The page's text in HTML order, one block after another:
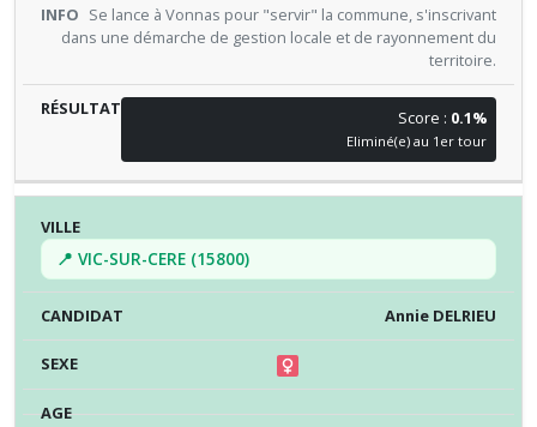
Se lance à Vonnas pour "servir" la commune, s'inscrivant
dans une démarche de gestion locale et de rayonnement du
territoire.
Score : 0.1%
Eliminé(e) au 1er tour
📍 VIC-SUR-CERE (15800)
Annie DELRIEU